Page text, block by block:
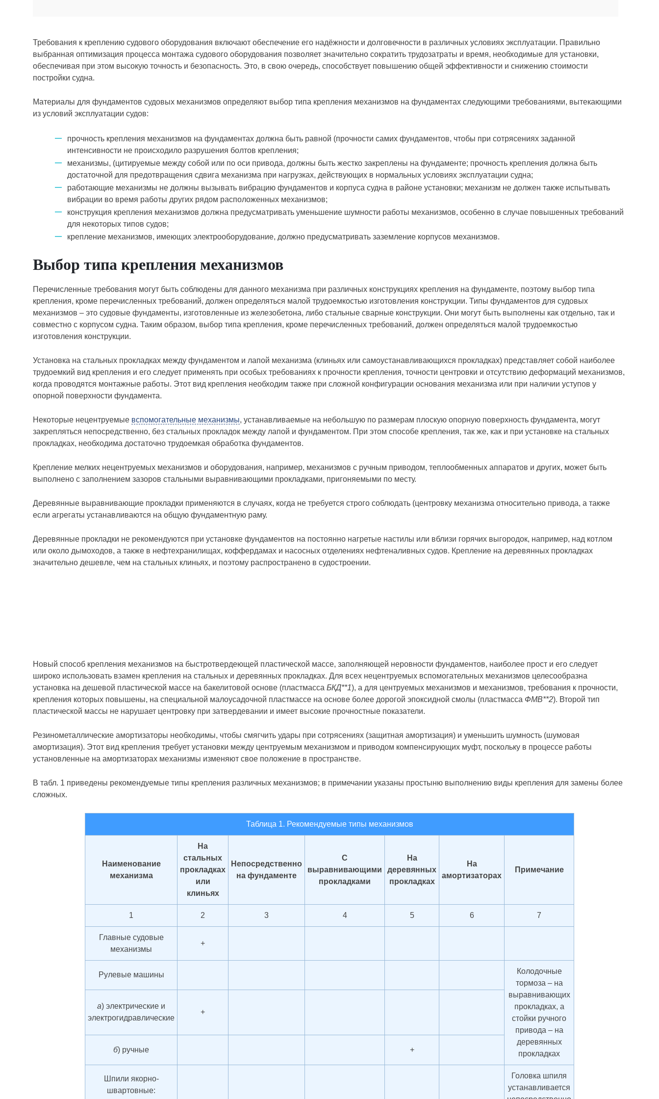
Требования к креплению судового оборудования включают обеспечение его надёжности и долговечности в различных условиях эксплуатации. Правильно
выбранная оптимизация процесса монтажа судового оборудования позволяет значительно сократить трудозатраты и время, необходимые для установки,
обеспечивая при этом высокую точность и безопасность. Это, в свою очередь, способствует повышению общей эффективности и снижению стоимости
постройки судна.
Материалы для фундаментов судовых механизмов определяют выбор типа крепления механизмов на фундаментах следующими требованиями, вытекающими
из условий эксплуатации судов:
прочность крепления механизмов на фундаментах должна быть равной (прочности самих фундаментов, чтобы при сотрясениях заданной
интенсивности не происходило разрушения болтов крепления;
механизмы, (цитируемые между собой или по оси привода, должны быть жестко закреплены на фундаменте; прочность крепления должна быть
достаточной для предотвращения сдвига механизма при нагрузках, действующих в нормальных условиях эксплуатации судна;
работающие механизмы не должны вызывать вибрацию фундаментов и корпуса судна в районе установки; механизм не должен также испытывать
вибрации во время работы других рядом расположенных механизмов;
конструкция крепления механизмов должна предусматривать уменьшение шумности работы механизмов, особенно в случае повышенных требований
для некоторых типов судов;
крепление механизмов, имеющих электрооборудование, должно предусматривать заземление корпусов механизмов.
Выбор типа крепления механизмов
Перечисленные требования могут быть соблюдены для данного механизма при различных конструкциях крепления на фундаменте, поэтому выбор типа
крепления, кроме перечисленных требований, должен определяться малой трудоемкостью изготовления конструкции. Типы фундаментов для судовых
механизмов – это судовые фундаменты, изготовленные из железобетона, либо стальные сварные конструкции. Они могут быть выполнены как отдельно, так и
совместно с корпусом судна. Таким образом, выбор типа крепления, кроме перечисленных требований, должен определяться малой трудоемкостью
изготовления конструкции.
Установка на стальных прокладках между фундаментом и лапой механизма (клиньях или самоустанавливающихся прокладках) представляет собой наиболее
трудоемкий вид крепления и его следует применять при особых требованиях к прочности крепления, точности центровки и отсутствию деформаций механизмов,
когда проводятся монтажные работы. Этот вид крепления необходим также при сложной конфигурации основания механизма или при наличии уступов у
опорной поверхности фундамента.
Некоторые нецентруемые вспомогательные механизмы, устанавливаемые на небольшую по размерам плоскую опорную поверхность фундамента, могут
закрепляться непосредственно, без стальных прокладок между лапой и фундаментом. При этом способе крепления, так же, как и при установке на стальных
прокладках, необходима достаточно трудоемкая обработка фундаментов.
Крепление мелких нецентруемых механизмов и оборудования, например, механизмов с ручным приводом, теплообменных аппаратов и других, может быть
выполнено с заполнением зазоров стальными выравнивающими прокладками, пригоняемыми по месту.
Деревянные выравнивающие прокладки применяются в случаях, когда не требуется строго соблюдать (центровку механизма относительно привода, а также
если агрегаты устанавливаются на общую фундаментную раму.
Деревянные прокладки не рекомендуются при установке фундаментов на постоянно нагретые настилы или вблизи горячих выгородок, например, над котлом
или около дымоходов, а также в нефтехранилищах, коффердамах и насосных отделениях нефтеналивных судов. Крепление на деревянных прокладках
значительно дешевле, чем на стальных клиньях, и поэтому распространено в судостроении.
Новый способ крепления механизмов на быстротвердеющей пластической массе, заполняющей неровности фундаментов, наиболее прост и его следует
широко использовать взамен крепления на стальных и деревянных прокладках. Для всех нецентруемых вспомогательных механизмов целесообразна
установка на дешевой пластической массе на бакелитовой основе (пластмассаБКД**1), а для центруемых механизмов и механизмов, требования к прочности,
крепления которых повышены, на специальной малоусадочной пластмассе на основе более дорогой эпоксидной смолы (пластмасса ФМВ**2). Второй тип
пластической массы не нарушает центровку при затвердевании и имеет высокие прочностные показатели.
Резинометаллические амортизаторы необходимы, чтобы смягчить удары при сотрясениях (защитная амортизация) и уменьшить шумность (шумовая
амортизация). Этот вид крепления требует установки между центруемым механизмом и приводом компенсирующих муфт, поскольку в процессе работы
установленные на амортизаторах механизмы изменяют свое положение в пространстве.
В табл. 1 приведены рекомендуемые типы крепления различных механизмов; в примечании указаны простыню выполнению виды крепления для замены более
сложных.
Таблица 1. Рекомендуемые типы механизмов
Наименование
механизма
На
стальных
прокладках
или
клиньях
Непосредственно
на фундаменте
С
выравнивающими
прокладками
На
деревянных
прокладках
На
амортизаторах
Примечание
1 2 3 4 5 6 7
Главные судовые
механизмы
+
Рулевые машины
Колодочные
тормоза – на
выравнивающих
прокладках, а
стойки ручного
привода – на
деревянных
прокладках
а) электрические и
электрогидравлические
+
б) ручные +
Шпили якорно-
швартовные:
Головка шпиля
устанавливается